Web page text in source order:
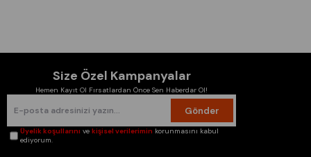
Size Özel Kampanyalar
Hemen Kayıt Ol Fırsatlardan Önce Sen Haberdar Ol!
Gönder
Üyelik koşullarını vekişisel verilerimin korunmasını kabul
ediyorum.